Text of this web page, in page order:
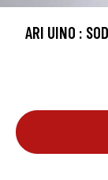
ARI UINO :